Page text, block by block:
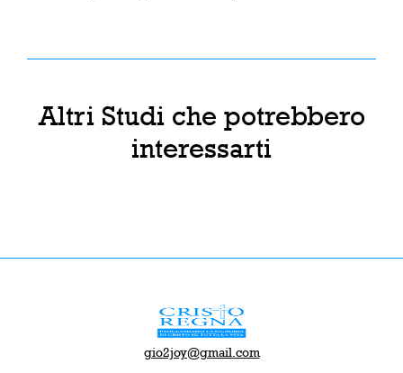
Altri Studi che potrebbero
interessarti
gio2joy@gmail.com